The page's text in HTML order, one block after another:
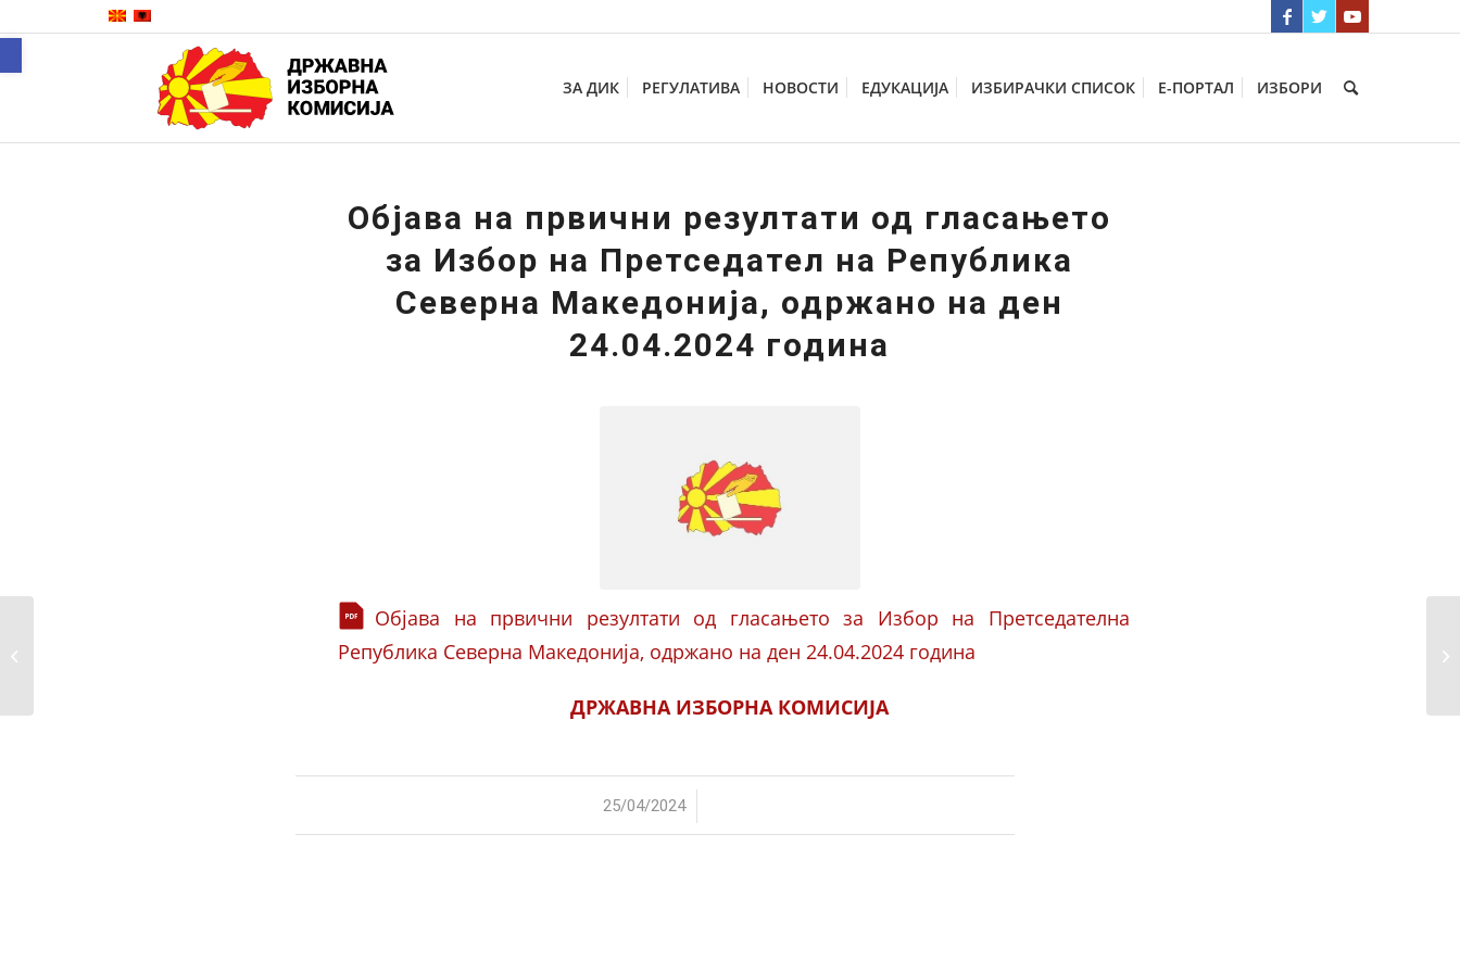
ЗА ДИК РЕГУЛАТИВА НОВОСТИ ЕДУКАЦИЈА ИЗБИРАЧКИ СПИСОК Е-ПОРТАЛ ИЗБОРИ
Објава на првични резултати од гласањето
за Избор на Претседател на Република
Северна Македонија, одржано на ден
24.04.2024 година
Објава на првични резултати од гласањето за Избор на Претседателна
Република Северна Македонија, одржано на ден 24.04.2024 година
ДРЖАВНА ИЗБОРНА КОМИСИЈА
25/04/2024
/
Open toolbar